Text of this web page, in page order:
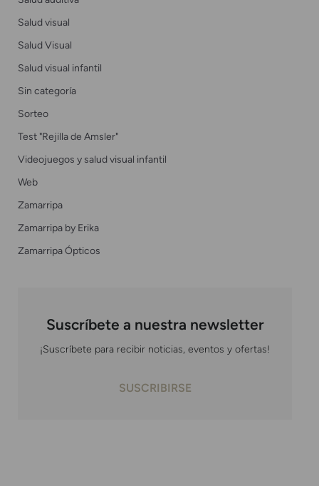
Salud visual
Salud Visual
Salud visual infantil
Sin categoría
Sorteo
Test "Rejilla de Amsler"
Videojuegos y salud visual infantil
Web
Zamarripa
Zamarripa by Erika
Zamarripa Ópticos
Suscríbete a nuestra newsletter
¡Suscríbete para recibir noticias, eventos y ofertas!
SUSCRIBIRSE